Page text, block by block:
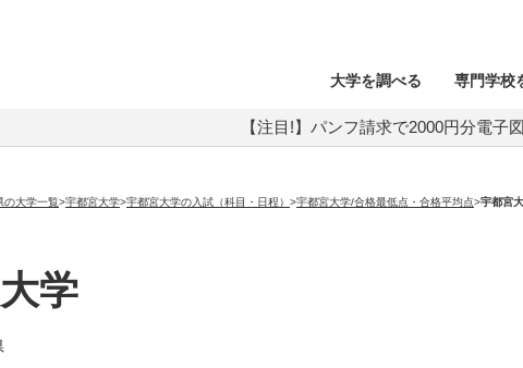
大学を調べる 専門学校
【注目!】パンフ請求で2000円分電子
の大学一覧>宇都宮大学>宇都宮大学の入試（科目・日程） >宇都宮大学/合格最低点・合格平均点>宇都宮
学